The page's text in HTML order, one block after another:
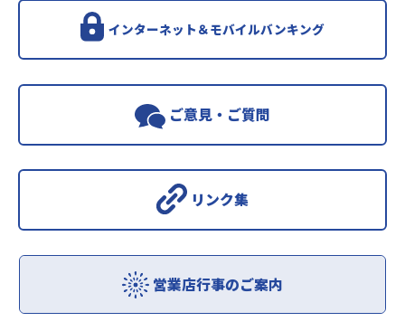
インターネット＆モバイルバンキング
ご意見・ご質問
リンク集
営業店行事のご案内